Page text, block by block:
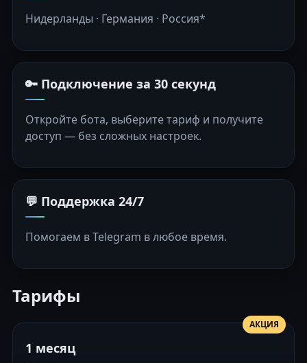
Нидерланды · Германия · Россия*
🔑 Подключение за 30 секунд
Откройте бота, выберите тариф и получите
доступ — без сложных настроек.
💬 Поддержка 24/7
Помогаем в Telegram в любое время.
Тарифы
АКЦИЯ
1 месяц